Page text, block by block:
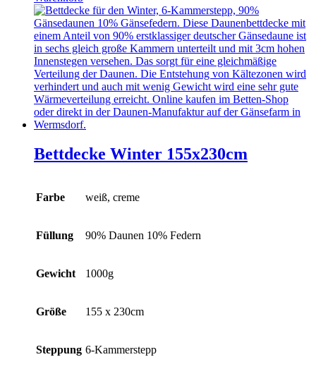
Bettdecke Winter 155x230cm
Farbe weiß, creme
Füllung 90% Daunen 10% Federn
Gewicht 1000g
Größe 155 x 230cm
Steppung 6-Kammerstepp